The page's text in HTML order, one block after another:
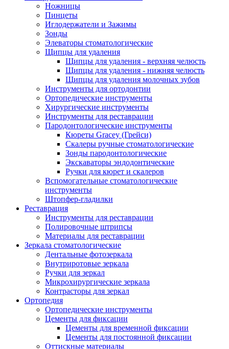
Ножницы
Пинцеты
Иглодержатели и Зажимы
Зонды
Элеваторы стоматологические
Щипцы для удаления
Щипцы для удаления - верхняя челюсть
Щипцы для удаления - нижняя челюсть
Щипцы для удаления молочных зубов
Инструменты для ортодонтии
Ортопедические инструменты
Хирургические инструменты
Инструменты для реставрации
Пародонтологические инструменты
Кюреты Gracey (Грейси)
Скалеры ручные стоматологические
Зонды пародонтологические
Экскаваторы эндодонтические
Ручки для кюрет и скалеров
Вспомогательные стоматологические
инструменты
Штопфер-гладилки
Реставрация
Инструменты для реставрации
Полировочные штрипсы
Материалы для реставрации
Зеркала стоматологические
Дентальные фотозеркала
Внутриротовые зеркала
Ручки для зеркал
Микрохирургические зеркала
Контрасторы для зеркал
Ортопедия
Ортопедические инструменты
Цементы для фиксации
Цементы для временной фиксации
Цементы для постоянной фиксации
Оттискные материалы